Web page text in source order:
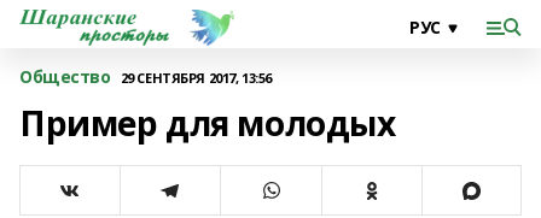
Общество 29 СЕНТЯБРЯ 2017, 13:56
Пример для молодых